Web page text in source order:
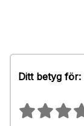
Ditt betyg för: